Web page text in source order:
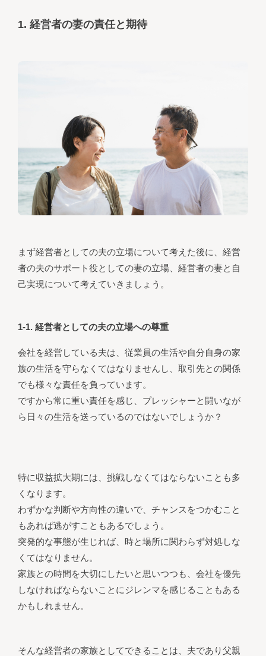
1. 経営者の妻の責任と期待
まず経営者としての夫の立場について考えた後に、経営
者の夫のサポート役としての妻の立場、経営者の妻と自
己実現について考えていきましょう。
1-1. 経営者としての夫の立場への尊重
会社を経営している夫は、従業員の生活や自分自身の家
族の生活を守らなくてはなりませんし、取引先との関係
でも様々な責任を負っています。
ですから常に重い責任を感じ、プレッシャーと闘いなが
ら日々の生活を送っているのではないでしょうか？
特に収益拡大期には、挑戦しなくてはならないことも多
くなります。
わずかな判断や方向性の違いで、チャンスをつかむこと
もあれば逃がすこともあるでしょう。
突発的な事態が生じれば、時と場所に関わらず対処しな
くてはなりません。
家族との時間を大切にしたいと思いつつも、会社を優先
しなければならないことにジレンマを感じることもある
かもしれません。
そんな経営者の家族としてできることは、夫であり父親